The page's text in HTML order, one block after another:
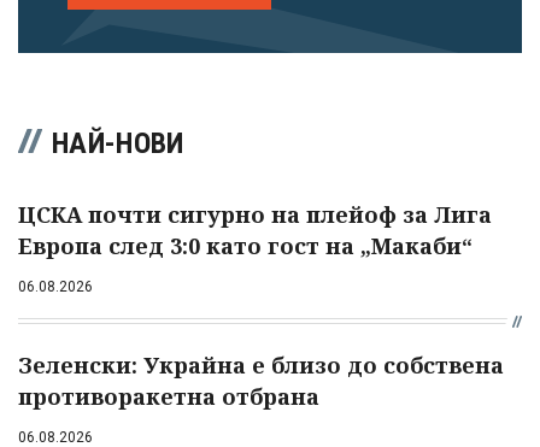
НАЙ-НОВИ
ЦСКА почти сигурно на плейоф за Лига
Европа след 3:0 като гост на „Макаби“
06.08.2026
Зеленски: Украйна е близо до собствена
противоракетна отбрана
06.08.2026